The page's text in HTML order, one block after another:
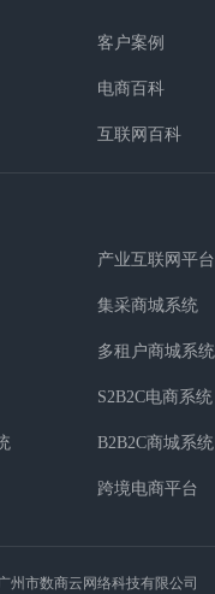
客户案例
电商百科
互联网百科
产业互联网平台
集采商城系统
多租户商城系统
S2B2C电商系统
B2B2C商城系统
跨境电商平台
州市数商云网络科技有限公司